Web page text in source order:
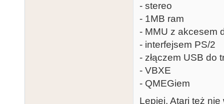
- stereo
- 1MB ram
- MMU z akcesem
- interfejsem PS/2
- złączem USB do
- VBXE
- QMEGiem
Lepiej, Atari też